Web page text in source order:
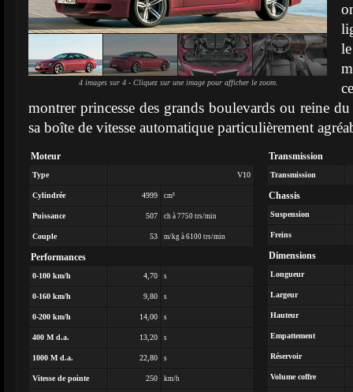
4 images sur 4 - Cliquez sur une image pour afficher le zoom.
montrer princesse des grands boulevards ou reine
sa boîte de vitesse automatique particulièrement
Moteur
Type V10
Cylindrée 4999 cm³
Puissance 507 ch à 7750 trs/min
Couple 53 m/kg à 6100 trs/min
Performances
0-100 km/h 4,70 s
0-160 km/h 9,80 s
0-200 km/h 14,00 s
400 M d.a. 13,20 s
1000 M d.a. 22,80 s
Vitesse de pointe 250 km/h
Transmission
Transmission
Chassis
Suspension
Freins
Dimensions
Longueur
Largeur
Hauteur
Empattement
Réservoir
Volume coffre